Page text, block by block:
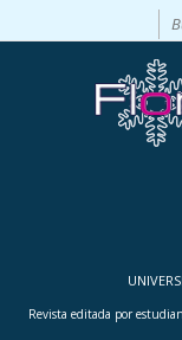
Revista editada por